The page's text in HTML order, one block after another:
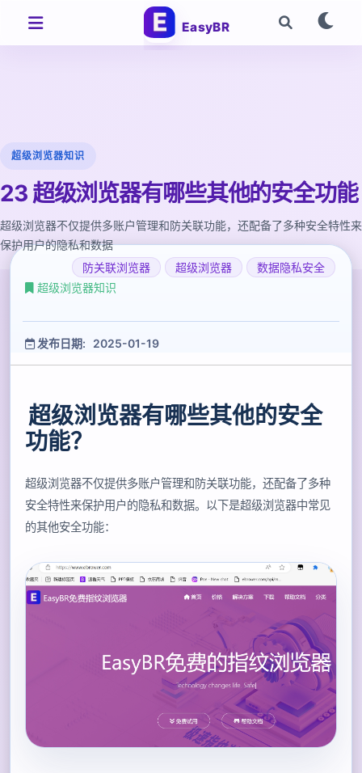
EasyBR
超级浏览器知识
23 超级浏览器有哪些其他的安全功能
超级浏览器不仅提供多账户管理和防关联功能，还配备了多种安全特性来
保护用户的隐私和数据
防关联浏览器
超级浏览器
数据隐私安全
超级浏览器知识
发布日期: 2025-01-19
超级浏览器有哪些其他的安全
功能？
超级浏览器不仅提供多账户管理和防关联功能，还配备了多种
安全特性来保护用户的隐私和数据。以下是超级浏览器中常见
的其他安全功能：